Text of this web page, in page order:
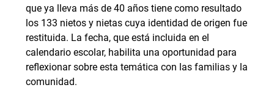
que ya lleva más de 40 años tiene como resultado
los 133 nietos y nietas cuya identidad de origen fue
restituida. La fecha, que está incluida en el
calendario escolar, habilita una oportunidad para
reflexionar sobre esta temática con las familias y la
comunidad.